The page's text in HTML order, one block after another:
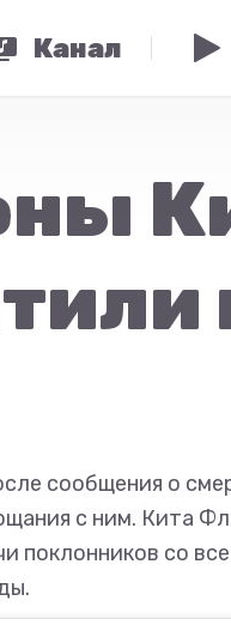
Канал
сообщения о
с ним. Кита
поклонников со